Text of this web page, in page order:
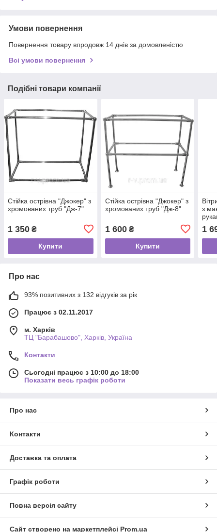
Умови повернення
Повернення товару впродовж 14 днів за домовленістю
Всі умови повернення
Подібні товари компанії
Стійка острівна "Джокер" з
хромованих труб "Дж-7"
1 350 ₴
Купити
Стійка острівна "Джокер" з
хромованих труб "Дж-8"
1 600₴
Купити
з
1
Про нас
93% позитивних з 132 відгуків за рік
Працює з 02.11.2017
м. Харків
ТЦ "Барабашово", Харків, Україна
Контакти
Сьогодні працює з 10:00 до 18:00
Показати весь графік роботи
Про нас
Контакти
Доставка та оплата
Графік роботи
Повна версія сайту
Сайт створено на маркетплейсі Prom.ua